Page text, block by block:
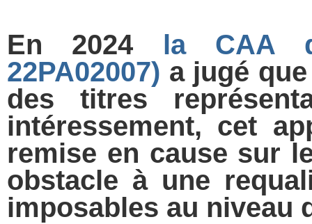
En 2024 la CAA
22PA02007) a jugé
des titres
intéressement, cet
remise en cause sur
obstacle à une
imposables au niveau